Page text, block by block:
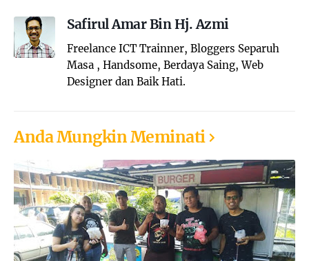
Safirul Amar Bin Hj. Azmi
Freelance ICT Trainner, Bloggers Separuh
Masa , Handsome, Berdaya Saing, Web
Designer dan Baik Hati.
Anda Mungkin Meminati